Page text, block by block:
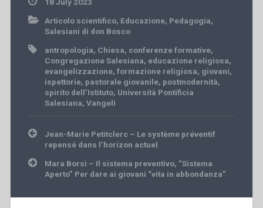
18 July 2023
Articolo scientifico, Educazione, Pedagogia,
Salesiani di don Bosco
antropologia, Chiesa, conferenze formative,
Congregazione Salesiana, educazione religiosa,
evangelizzazione, formazione religiosa, giovani,
ispettorie, pastorale giovanile, postmodernità,
spirito dell’Istituto, Università Pontificia
Salesiana, Vangeli
Post
navigation
Jean-Marie Petitclerc – Le système préventif
repensé dans l’horizon actuel
Mara Borsi – Il sistema preventivo, “Sistema
Aperto” Per dare ai giovani “vita in abbondanza”